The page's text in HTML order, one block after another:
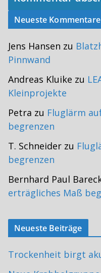
Neueste Kommentare
Jens Hansen zu
Pinnwand
Andreas Kluike zu
Kleinprojekte
Petra zu Fluglärm
begrenzen
T. Schneider zu
begrenzen
Bernhard Paul
erträgliches Maß
Neueste Beiträge
Trockenheit birgt